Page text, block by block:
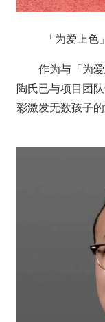
「为爱上
作为与「为爱
陶氏已与项目团
彩激发无数孩子的